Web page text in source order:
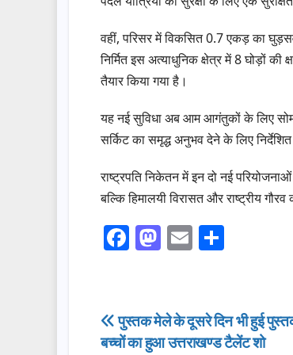
वहीं, परिसर में विकसित 0.7 एकड़ का
निर्मित इस अत्याधुनिक क्षेत्र में 8 घोड़ों
तैयार किया गया है।
यह नई सुविधा अब आम आगंतुकों के लिए
सर्किट का समृद्ध अनुभव देने के लिए
राष्ट्रपति निकेतन में इन दो नई
बल्कि हिमालयी विरासत और राष्ट्रीय
F
e
b
M
o
d
E
e
Post
पुस्तक मेले के दूसरे दिन भी हुई
बच्चों का हुआ उत्तराखण्ड टैलेंट शो